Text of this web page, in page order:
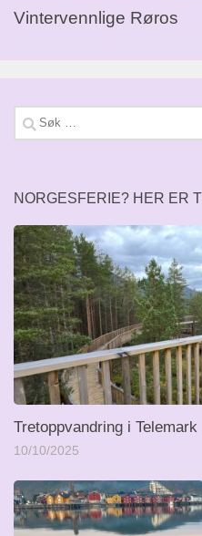
Vintervennlige Røros
Søk
etter:
NORGESFERIE? HER ER
Tretoppvandring i Telemark
10/10/2025